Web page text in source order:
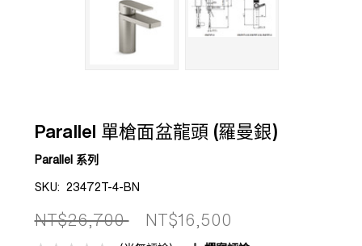
Parallel 單槍面盆龍頭 (羅曼銀)
Parallel 系列
SKU: 23472T-4-BN
NT$26,700 NT$16,500